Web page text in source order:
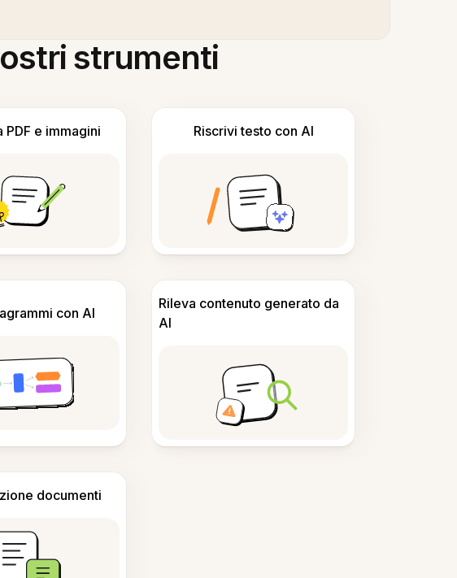
strumenti
PDF e immagini Riscrivi testo con AI
con AI
Rileva contenuto generato da
AI
documenti